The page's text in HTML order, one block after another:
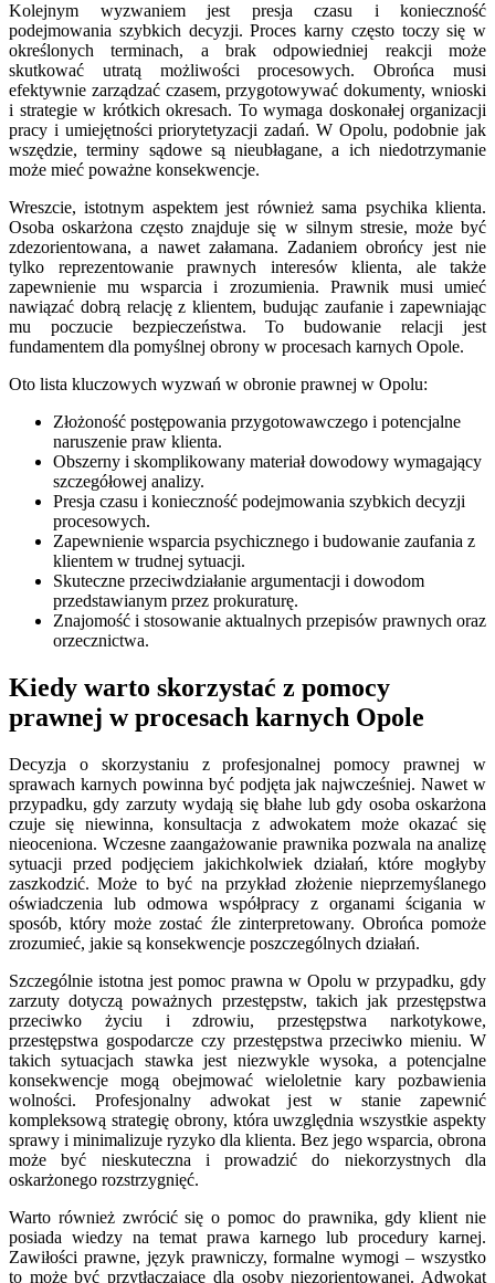
Kolejnym wyzwaniem jest presja czasu i konieczność
podejmowania szybkich decyzji. Proces karny często toczy się w
określonych terminach, a brak odpowiedniej reakcji może
skutkować utratą możliwości procesowych. Obrońca musi
efektywnie zarządzać czasem, przygotowywać dokumenty, wnioski
i strategie w krótkich okresach. To wymaga doskonałej organizacji
pracy i umiejętności priorytetyzacji zadań. W Opolu, podobnie jak
wszędzie, terminy sądowe są nieubłagane, a ich niedotrzymanie
może mieć poważne konsekwencje.
Wreszcie, istotnym aspektem jest również sama psychika klienta.
Osoba oskarżona często znajduje się w silnym stresie, może być
zdezorientowana, a nawet załamana. Zadaniem obrońcy jest nie
tylko reprezentowanie prawnych interesów klienta, ale także
zapewnienie mu wsparcia i zrozumienia. Prawnik musi umieć
nawiązać dobrą relację z klientem, budując zaufanie i zapewniając
mu poczucie bezpieczeństwa. To budowanie relacji jest
fundamentem dla pomyślnej obrony w procesach karnych Opole.
Oto lista kluczowych wyzwań w obronie prawnej w Opolu:
Złożoność postępowania przygotowawczego i potencjalne
naruszenie praw klienta.
Obszerny i skomplikowany materiał dowodowy wymagający
szczegółowej analizy.
Presja czasu i konieczność podejmowania szybkich decyzji
procesowych.
Zapewnienie wsparcia psychicznego i budowanie zaufania z
klientem w trudnej sytuacji.
Skuteczne przeciwdziałanie argumentacji i dowodom
przedstawianym przez prokuraturę.
Znajomość i stosowanie aktualnych przepisów prawnych oraz
orzecznictwa.
Kiedy warto skorzystać z pomocy
prawnej w procesach karnych Opole
Decyzja o skorzystaniu z profesjonalnej pomocy prawnej w
sprawach karnych powinna być podjęta jak najwcześniej. Nawet w
przypadku, gdy zarzuty wydają się błahe lub gdy osoba oskarżona
czuje się niewinna, konsultacja z adwokatem może okazać się
nieoceniona. Wczesne zaangażowanie prawnika pozwala na analizę
sytuacji przed podjęciem jakichkolwiek działań, które mogłyby
zaszkodzić. Może to być na przykład złożenie nieprzemyślanego
oświadczenia lub odmowa współpracy z organami ścigania w
sposób, który może zostać źle zinterpretowany. Obrońca pomoże
zrozumieć, jakie są konsekwencje poszczególnych działań.
Szczególnie istotna jest pomoc prawna w Opolu w przypadku, gdy
zarzuty dotyczą poważnych przestępstw, takich jak przestępstwa
przeciwko życiu i zdrowiu, przestępstwa narkotykowe,
przestępstwa gospodarcze czy przestępstwa przeciwko mieniu. W
takich sytuacjach stawka jest niezwykle wysoka, a potencjalne
konsekwencje mogą obejmować wieloletnie kary pozbawienia
wolności. Profesjonalny adwokat jest w stanie zapewnić
kompleksową strategię obrony, która uwzględnia wszystkie aspekty
sprawy i minimalizuje ryzyko dla klienta. Bez jego wsparcia, obrona
może być nieskuteczna i prowadzić do niekorzystnych dla
oskarżonego rozstrzygnięć.
Warto również zwrócić się o pomoc do prawnika, gdy klient nie
posiada wiedzy na temat prawa karnego lub procedury karnej.
Zawiłości prawne, język prawniczy, formalne wymogi – wszystko
to może być przytłaczające dla osoby niezorientowanej. Adwokat